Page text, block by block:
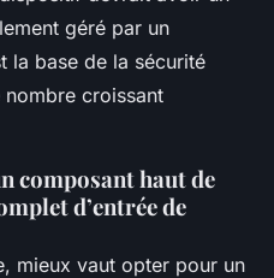
géré par un
la base de la sécurité
croissant
composant haut de
d’entrée de
mieux vaut opter pour un